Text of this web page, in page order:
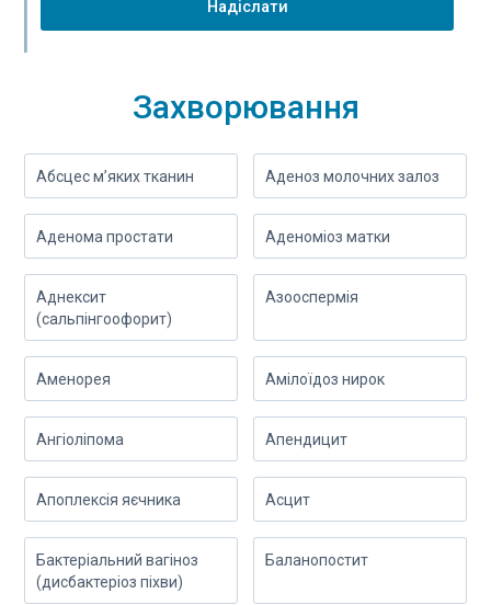
Надіслати
Захворювання
Абсцес м’яких тканин Аденоз молочних залоз
Аденома простати Аденоміоз матки
Аднексит
(сальпінгоофорит)
Азооспермія
Аменорея Амілоїдоз нирок
Ангіоліпома Апендицит
Апоплексія яєчника Асцит
Бактеріальний вагіноз
(дисбактеріоз піхви)
Баланопостит